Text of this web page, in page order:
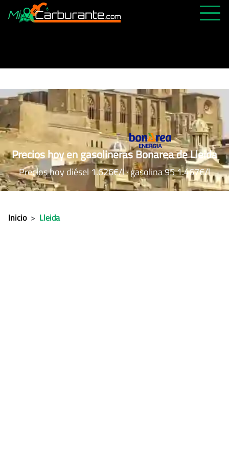
ABIERTAS 24H
ÚLTIMAS MATRÍCULAS
FAVORITAS
Precios hoy en gasolineras Bonarea de Lleida
Precios hoy diésel 1.626€/l · gasolina 95 1.467€/l
Inicio > Lleida